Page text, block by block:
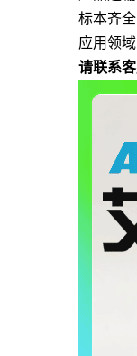
标本齐全
应用领域
请联系